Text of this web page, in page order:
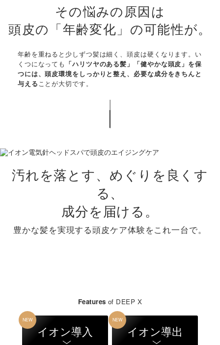
その悩みの原因は
頭皮の「年齢変化」の可能性が。
年齢を重ねると少しずつ髪は細く、頭皮は硬くなります。い
くつになっても
「ハリツヤのある髪」「健やかな頭皮」を保
つには、頭皮環境をしっかりと整え、必要な成分をきちんと
与える ことが大切です。
汚れを落とす、めぐりを良くす
る、
成分を届ける。
豊かな髪を実現する頭皮ケア体験をこれ一台で。
Features of DEEP X
NEW
イオン導入
NEW
イオン導出